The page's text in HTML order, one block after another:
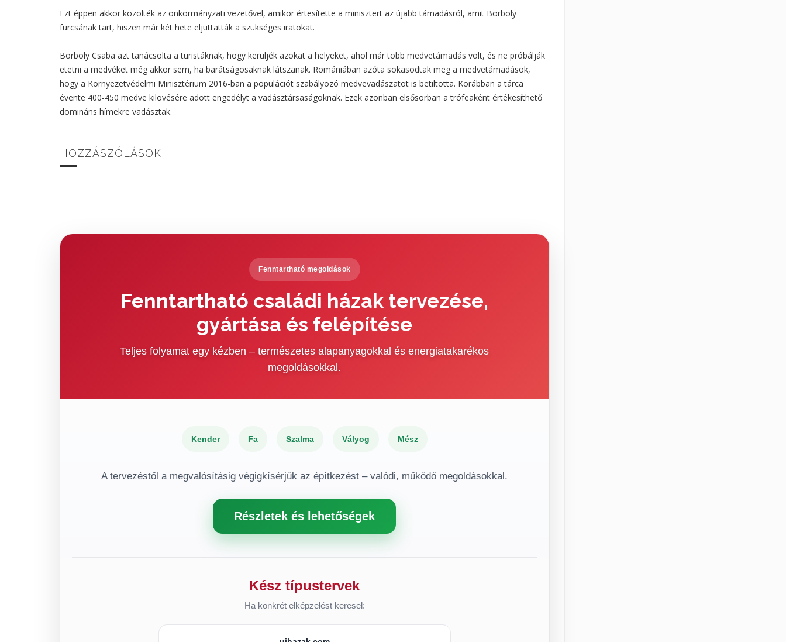
Ezt éppen akkor közölték az önkormányzati vezetővel, amikor értesítette a minisztert az újabb támadásról, amit Borboly
furcsának tart, hiszen már két hete eljuttatták a szükséges iratokat.
Borboly Csaba azt tanácsolta a turistáknak, hogy kerüljék azokat a helyeket, ahol már több medvetámadás volt, és ne próbálják
etetni a medvéket még akkor sem, ha barátságosaknak látszanak. Romániában azóta sokasodtak meg a medvetámadások,
hogy a Környezetvédelmi Minisztérium 2016-ban a populációt szabályozó medvevadászatot is betiltotta. Korábban a tárca
évente 400-450 medve kilövésére adott engedélyt a vadásztársaságoknak. Ezek azonban elsősorban a trófeaként értékesíthető
domináns hímekre vadásztak.
HOZZÁSZÓLÁSOK
Fenntartható megoldások
Fenntartható családi házak tervezése,
gyártása és felépítése
Teljes folyamat egy kézben – természetes alapanyagokkal és energiatakarékos
megoldásokkal.
Kender Fa Szalma Vályog Mész
A tervezéstől a megvalósításig végigkísérjük az építkezést – valódi, működő megoldásokkal.
Részletek és lehetőségek
Kész típustervek
Ha konkrét elképzelést keresel: